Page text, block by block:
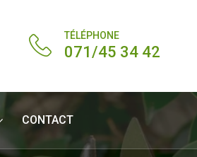
TÉLÉPHONE
071/45 34 42
CONTACT